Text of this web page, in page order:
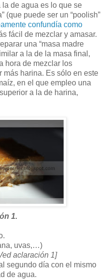
de agua es lo que se
(que puede ser un “poolish”
confundía como
fácil de mezclar y amasar.
una “masa madre
a la de la masa final,
hora de mezclar los
más harina. Es sólo en este
en el que empleo una
a la de harina,
1.
uvas,…)
aclaración 1]
segundo día con el mismo
de agua.